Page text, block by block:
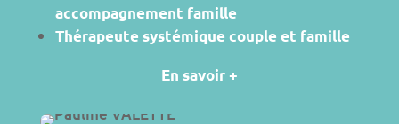
accompagnement famille
Thérapeute systémique couple et famille
En savoir +